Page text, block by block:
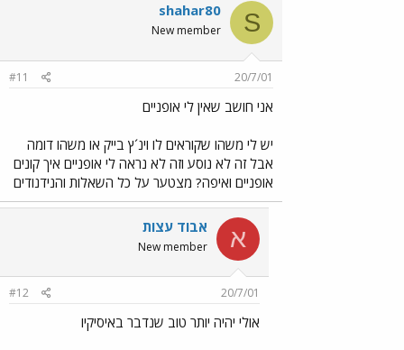
S
shahar80
New member
20/7/01
#11
אני חושב שאין לי אופניים
יש לי משהו שקוראים לו וינ´ץ בייק או משהו דומה
אבל זה לא נוסע וזה לא נראה לי אופניים איך קונים
אופניים ואיפה? מצטער על כל השאלות והנידנודים
א אבוד עצות
New member
20/7/01
#12
אולי יהיה יותר טוב שנדבר באיסיקיו